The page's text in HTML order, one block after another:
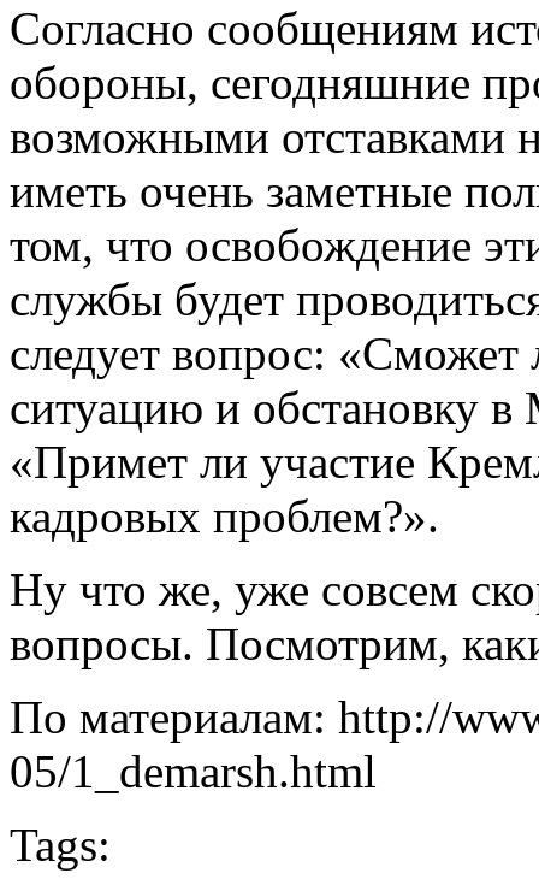
Согласно сообщениям
обороны, сегодняшние
возможными отставками
иметь очень заметные
том, что освобождение
службы будет
следует вопрос: «Сможет
ситуацию и обстановку
«Примет ли участие
кадровых проблем?».
Ну что же, уже совсем
вопросы. Посмотрим,
По материалам: http://
05/1_demarsh.html
Tags: